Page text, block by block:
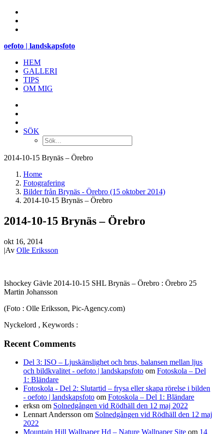
oefoto | landskapsfoto
HEM
GALLERI
TIPS
OM MIG
SÖK
2014-10-15 Brynäs – Örebro
Home
Fotografering
Bilder från Brynäs - Örebro (15 oktober 2014)
2014-10-15 Brynäs – Örebro
2014-10-15 Brynäs – Örebro
okt 16, 2014
|Av Olle Eriksson
Ishockey Gävle 2014-10-15 SHL Brynäs – Örebro : Örebro 25
Martin Johansson
(Foto : Olle Eriksson, Pic-Agency.com)
Nyckelord , Keywords :
Recent Comments
Del 3: ISO – Ljuskänslighet och brus, balansen mellan ljus
och bildkvalitet - oefoto | landskapsfoto om Fotoskola – Del
1: Bländare
Fotoskola - Del 2: Slutartid – frysa eller skapa rörelse i bilden
- oefoto | landskapsfoto om Fotoskola – Del 1: Bländare
erksn om Solnedgången vid Rödhäll den 12 maj 2022
Lennart Andersson om Solnedgången vid Rödhäll den 12 maj
2022
Mountain Hill Wallpaper Hd – Nature Wallpaper Site om 14